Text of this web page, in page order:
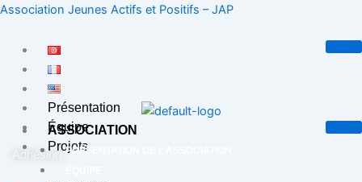
Aller
contenu
Association Jeunes Actifs et Positifs – JAP
Présentation
Équipe
Projets
ASSOCIATION
PRÉSENTATION DE L’ASSOCIATION
Adhésion